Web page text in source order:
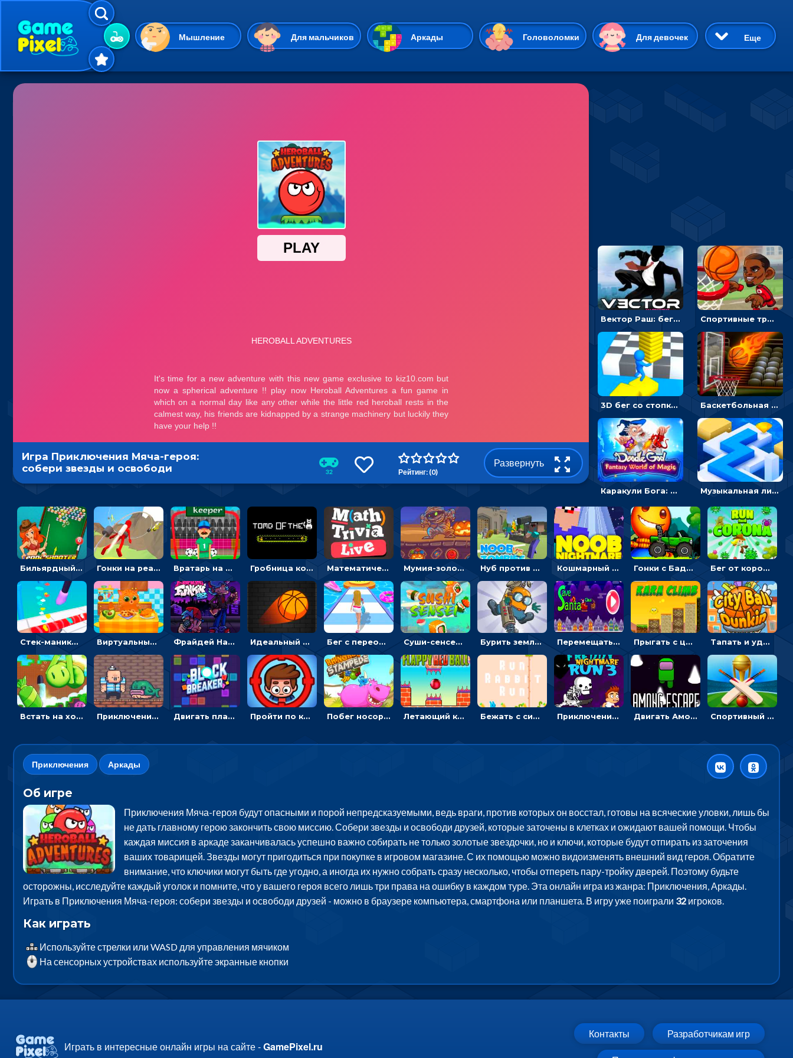
Мышление Для мальчиков Аркады Головоломки Для девочек
Гиперказуальные Казуальные Веселые 3D Приключения
Симуляторы
Пасьянс
Еще
Вектор Раш: беги и спасайся от землетрясения Спортивные трюки: прицелься и забрось мяч в баскетбольную сетку
3D бег со стопками: строй мостики и собирай камни Баскетбольная улица: наведи линию на корзину и попади
Каракули Бога: Фантастический мир магии - головоломка Музыкальная линия: проложи путь, избегая препятствий
Игра Приключения Мяча-героя:
собери звезды и освободи
друзей
32 Рейтинг: (0)
Развернуть
Бильярдный пул: стрелять шариками, чтобы взрывать одинаковые Гонки на реактивном ранце: избегать преград, чтобы лететь к финишу Вратарь на футбольном поле: тапай, чтобы отбивать мячи в воротах ногами и руками - спортивные Гробница кота: искать выход в лабиринте, собирая золото Математическая викторина мультиплеер: решать примеры на время Мумия-золотоискатель: закидывать бинты, чтобы доставать сокровища Нуб против Зомби: направлять линию на врага и бить молотом Кошмарный сон Нуба: балансируй, чтобы выжить Гонки с Бадди: ехать на джипе и собирать монеты Бег от коронавируса: держать дистанцию, чтобы не заразиться
Стек-маникюр для девочек: красить ногти и избегать пил Виртуальный питомец: ухаживать, кормить, купать рыжего кота Фрайдей Найт Фанкин - Большой брат 4: кликать на стрелки, чтобы играть музыку Идеальный данк: направлять пунктир в корзину и попадать мячом Бег с переодеванием: ловить одежду и повторять модные образы - для девочек Суши-сенсей: рубить роллы, избегая бомб Бурить землю с миньоном, чтобы собирать ископаемые - приключения Перемещать Деда Мороза с оленями, чтобы стрелять по снеговикам - приключения Прыгать с цыпленком по столбикам вверх, чтобы собирать время - гиперказуальные Тапать и удерживать баскетбольный мяч, чтобы попадать в кольца - спортивные
Встать на ходули, чтобы словить конфету в лабиринте - гиперказуальные Приключения Пиратские бомбы: собирать взрывчатку, пока не поднялась вода Двигать платформу и отбивать мячики или ловить бонусы Пройти по комнате и не попасться роботам, чтобы перезагрузить компьютер Побег носорога: собирать фрукты и сбивать преграды Летающий красный шар: тапать и проходить между кольями Бежать с синим кроликом, чтобы собирать морковку - приключения Приключения Беги, Фредди: собирать монеты и уходить от скелетов Двигать Амонг Ас в космосе или бежать через колья - гиперказуалка Спортивный кубок по крикету: отражать атаку и ударять по мячику битой
Приключения Аркады
Об игре
Приключения Мяча-героя будут опасными и порой непредсказуемыми, ведь враги, против которых он восстал, готовы на всяческие уловки, лишь бы
не дать главному герою закончить свою миссию. Собери звезды и освободи друзей, которые заточены в клетках и ожидают вашей помощи. Чтобы
каждая миссия в аркаде заканчивалась успешно важно собирать не только золотые звездочки, но и ключи, которые будут отпирать из заточения
ваших товарищей. Звезды могут пригодиться при покупке в игровом магазине. С их помощью можно видоизменять внешний вид героя. Обратите
внимание, что ключики могут быть где угодно, а иногда их нужно собрать сразу несколько, чтобы отпереть пару-тройку дверей. Поэтому будьте
осторожны, исследуйте каждый уголок и помните, что у вашего героя всего лишь три права на ошибку в каждом туре. Эта онлайн игра из жанра: Приключения, Аркады.
Играть в Приключения Мяча-героя: собери звезды и освободи друзей - можно в браузере компьютера, смартфона или планшета. В игру уже поиграли 32игроков.
Как играть
Используйте стрелки или WASD для управления мячиком
На сенсорных устройствах используйте экранные кнопки
Играть в интересные онлайн игры на сайте -GamePixel.ru
Контакты Разработчикам игр